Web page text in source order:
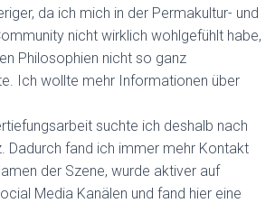
da ich mich in der Permakultur- und
nicht wirklich wohlgefühlt habe,
Philosophien nicht so ganz
Ich wollte mehr Informationen über
suchte ich deshalb nach
Dadurch fand ich immer mehr Kontakt
der Szene, wurde aktiver auf
Media Kanälen und fand hier eine